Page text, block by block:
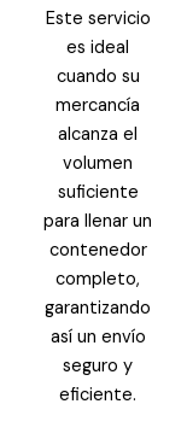
Este servicio
es ideal
cuando su
mercancía
alcanza el
volumen
suficiente
para llenar un
contenedor
completo,
garantizando
así un envío
seguro y
eficiente.